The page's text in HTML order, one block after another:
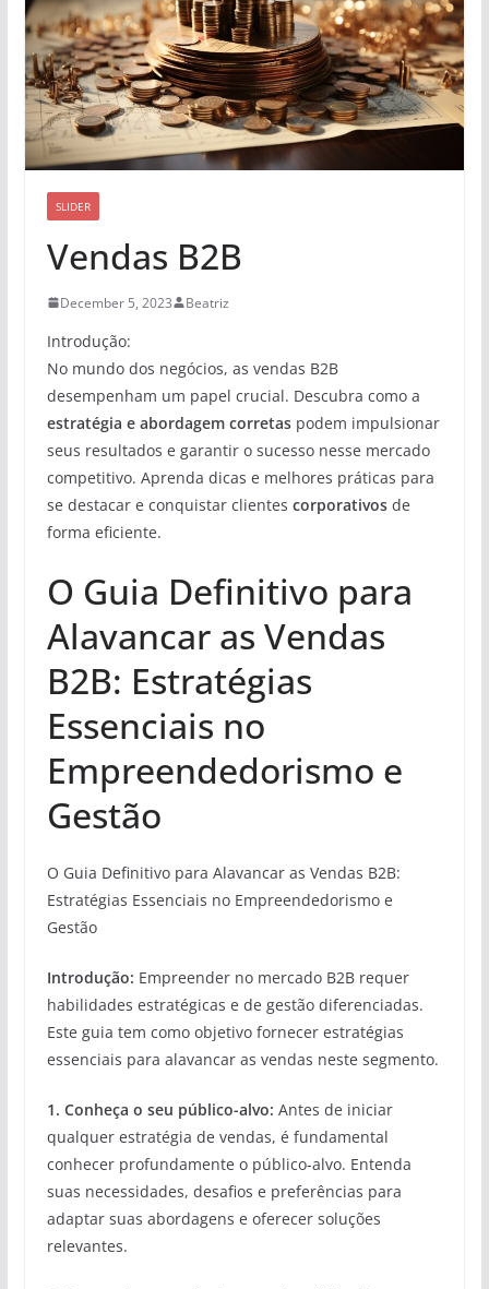
SLIDER
Vendas B2B
December 5, 2023 Beatriz
Introdução:
No mundo dos negócios, as vendas B2B
desempenham um papel crucial. Descubra como a
estratégia e abordagem corretaspodem impulsionar
seus resultados e garantir o sucesso nesse mercado
competitivo. Aprenda dicas e melhores práticas para
se destacar e conquistar clientes corporativosde
forma eficiente.
O Guia Definitivo para
Alavancar as Vendas
B2B: Estratégias
Essenciais no
Empreendedorismo e
Gestão
O Guia Definitivo para Alavancar as Vendas B2B:
Estratégias Essenciais no Empreendedorismo e
Gestão
Introdução: Empreender no mercado B2B requer
habilidades estratégicas e de gestão diferenciadas.
Este guia tem como objetivo fornecer estratégias
essenciais para alavancar as vendas neste segmento.
1. Conheça o seu público-alvo: Antes de iniciar
qualquer estratégia de vendas, é fundamental
conhecer profundamente o público-alvo. Entenda
suas necessidades, desafios e preferências para
adaptar suas abordagens e oferecer soluções
relevantes.